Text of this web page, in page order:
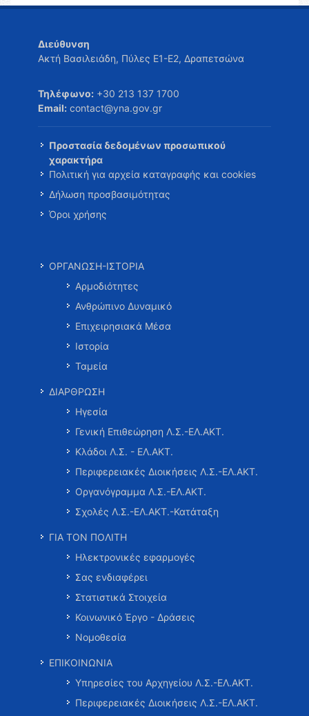
Διεύθυνση
Ακτή Βασιλειάδη, Πύλες Ε1-Ε2, Δραπετσώνα
Τηλέφωνο: +30 213 137 1700
Email: contact@yna.gov.gr
Προστασία δεδομένων προσωπικού
χαρακτήρα
Πολιτική για αρχεία καταγραφής και cookies
Δήλωση προσβασιμότητας
Όροι χρήσης
ΟΡΓΑΝΩΣΗ-ΙΣΤΟΡΙΑ
Αρμοδιότητες
Ανθρώπινο Δυναμικό
Επιχειρησιακά Μέσα
Ιστορία
Ταμεία
ΔΙΑΡΘΡΩΣΗ
Ηγεσία
Γενική Επιθεώρηση Λ.Σ.-ΕΛ.ΑΚΤ.
Κλάδοι Λ.Σ. - ΕΛ.ΑΚΤ.
Περιφερειακές Διοικήσεις Λ.Σ.-ΕΛ.ΑΚΤ.
Οργανόγραμμα Λ.Σ.-ΕΛ.ΑΚΤ.
Σχολές Λ.Σ.-ΕΛ.ΑΚΤ.-Κατάταξη
ΓΙΑ ΤΟΝ ΠΟΛΙΤΗ
Ηλεκτρονικές εφαρμογές
Σας ενδιαφέρει
Στατιστικά Στοιχεία
Κοινωνικό Έργο - Δράσεις
Νομοθεσία
ΕΠΙΚΟΙΝΩΝΙΑ
Υπηρεσίες του Αρχηγείου Λ.Σ.-ΕΛ.ΑΚΤ.
Περιφερειακές Διοικήσεις Λ.Σ.-ΕΛ.ΑΚΤ.